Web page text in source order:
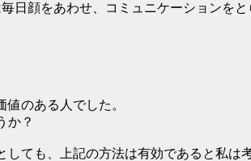
日顔をあわせ、コミュニケーションを
のある人でした。
か？
ても、上記の方法は有効であると私は